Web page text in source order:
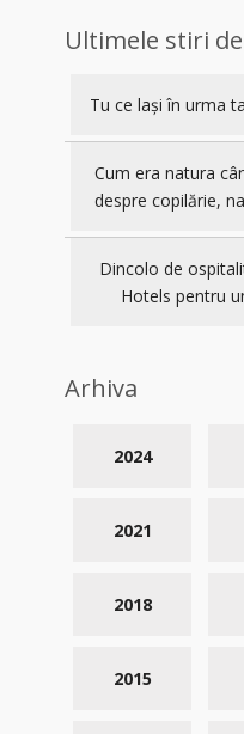
Ultimele stiri
Tu ce lași în urma
Cum era natura
despre copilărie,
Dincolo de
Hotels pentru
Arhiva
2024
2021
2018
2015